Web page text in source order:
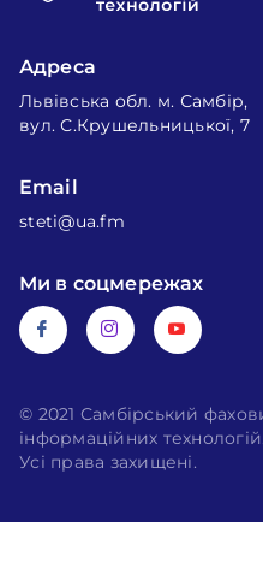
Адреса
Львівська обл. м. Самбір,
вул. С.Крушельницької, 7
Email
steti@ua.fm
Ми в соцмережах
© 2021 Самбірський
інформаційних технологій.
Усі права захищені.